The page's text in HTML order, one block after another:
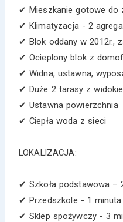
✔ Mieszkanie gotowe do
✔ Klimatyzacja - 2
✔ Blok oddany w 2012r.,
✔ Ocieplony blok z
✔ Widna, ustawna,
✔ Duże 2 tarasy z
✔ Ustawna powierzchnia
✔ Ciepła woda z sieci
LOKALIZACJA:
✔ Szkoła podstawowa –
✔ Przedszkole - 1 minuta
✔ Sklep spożywczy - 3